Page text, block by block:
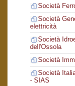
Società
Società
elettricità
Società
dell'Ossola
Società
Società
- SIAS